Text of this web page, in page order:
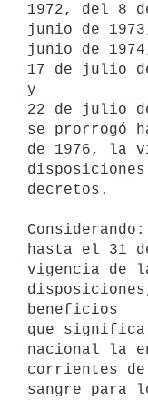
1972, del 8
junio de
junio de
17 de julio
y
22 de julio
se prorrogó
de 1976, la
decretos.
hasta el 31
vigencia de
beneficios
que
nacional la
corrientes de
sangre para